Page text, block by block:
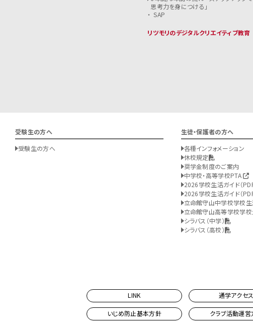
思考力を身につける」
SAP
リツモリのデジタルクリエイティブ教育
受験生の方へ
受験生の方へ
生徒・保護者の方へ
各種インフォメーション
休校規定
奨学金制度のご案内
中学校・高等学校PTA
2026学校生活ガイド（PDF
2026学校生活ガイド（PDF
立命館守山中学校学校生
立命館守山高等学校学校
シラバス（中学）
シラバス（高校）
LINK 通学アクセス
いじめ防止基本方針 クラブ活動運営